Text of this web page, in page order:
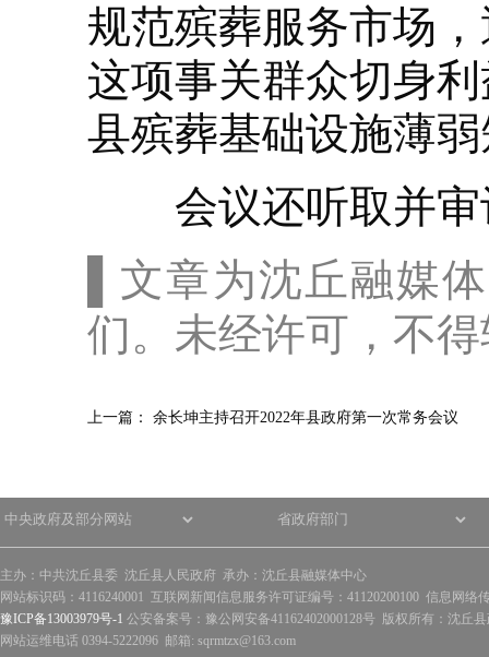
规范殡葬服务市场
这项事关群众切身
县殡葬基础设施薄
会议还听取并审
▌文章为沈丘融媒
们。未经许可，不
上一篇： 余长坤主持召开2022年县政府第一次常务会议
主办：中共沈丘县委 沈丘县人民政府 承办：沈丘县融媒体中心
网站标识码：4116240001 互联网新闻信息服务许可证编号：41120200100 信息网络
豫ICP备13003979号-1 公安备案号：豫公网安备41162402000128号 版权所有：沈丘
网站运维电话 0394-5222096 邮箱: sqrmtzx@163.com